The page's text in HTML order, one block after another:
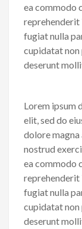
ea commodo
reprehenderit
fugiat nulla
cupidatat non
deserunt
Lorem ipsum
elit, sed do
dolore magna
nostrud
ea commodo
reprehenderit
fugiat nulla
cupidatat non
deserunt